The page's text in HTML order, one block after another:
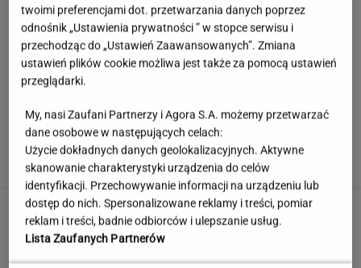
Sprawdzili biżuterię. Normy bezpieczeństwa
przekroczono setki razy
Jerzy Zięba w Kancelarii Prezydenta.
"Fantastyczne spotkanie"
twoimi preferencjami dot. przetwarzania danych poprzez
odnośnik „Ustawienia prywatności ” w stopce serwisu i
przechodząc do „Ustawień Zaawansowanych”. Zmiana
ustawień plików cookie możliwa jest także za pomocą ustawień
przeglądarki.
My, nasi Zaufani Partnerzy i Agora S.A. możemy przetwarzać
dane osobowe w następujących celach:
Użycie dokładnych danych geolokalizacyjnych. Aktywne
skanowanie charakterystyki urządzenia do celów
identyfikacji. Przechowywanie informacji na urządzeniu lub
dostęp do nich. Spersonalizowane reklamy i treści, pomiar
reklam i treści, badnie odbiorców i ulepszanie usług.
Lista Zaufanych Partnerów